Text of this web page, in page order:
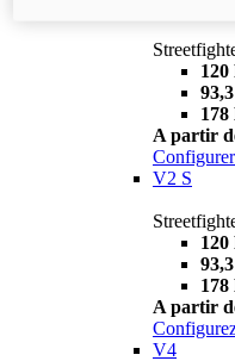
120
178
A partir
V2 S
120
178
A partir
V4